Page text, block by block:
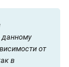
данному
от
в